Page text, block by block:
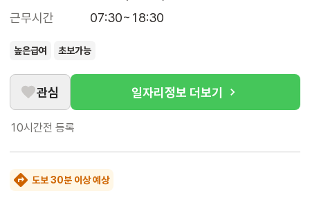
근무시간
07:30~18:30
높은급여 초보가능
관심 일자리정보 더보기
10시간전 등록
도보 30분 이상 예상